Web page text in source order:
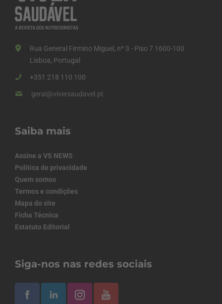
Rua General Firmino Miguel, nº 3 - Piso 7 1600-100
Lisboa, Portugal
+351 218 110 100
geral@viversaudavel.pt
Saiba mais
Assine a VS NEWS
Política de privacidade
Quem somos
Termos e condições
Mapa do site
Ficha Técnica
Estatuto Editorial
Siga-nos nas redes sociais